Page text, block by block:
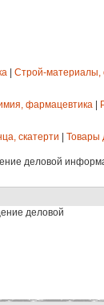
Строй-материалы,
фармацевтика
скатерти Товары
деловой
деловой